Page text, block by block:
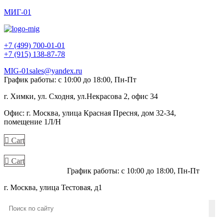
МИГ-01
+7 (499) 700-01-01
+7 (915) 138-87-78
MIG-01sales@yandex.ru
График работы: с 10:00 до 18:00, Пн-Пт
г. Химки, ул. Сходня, ул.Некрасова 2, офис 34
Офис: г. Москва, улица Красная Пресня, дом 32-34,
помещение 1Л/Н
Cart
Cart
График работы: с 10:00 до 18:00, Пн-Пт
г. Москва, улица Тестовая, д1